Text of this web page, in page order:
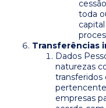
toda
Transferências
Dados
naturezas
transferidos
empresas